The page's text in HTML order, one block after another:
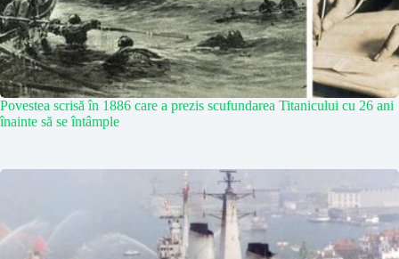
Povestea scrisă în 1886 care a prezis scufundarea Titanicului cu 26 ani
înainte să se întâmple